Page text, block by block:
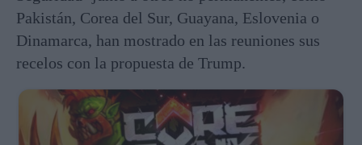
Pakistán, Corea del Sur, Guayana, Eslovenia o
Dinamarca, han mostrado en las reuniones sus
recelos con la propuesta de Trump.